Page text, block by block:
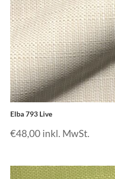
Elba 793 Live
€48,00 inkl. MwSt.